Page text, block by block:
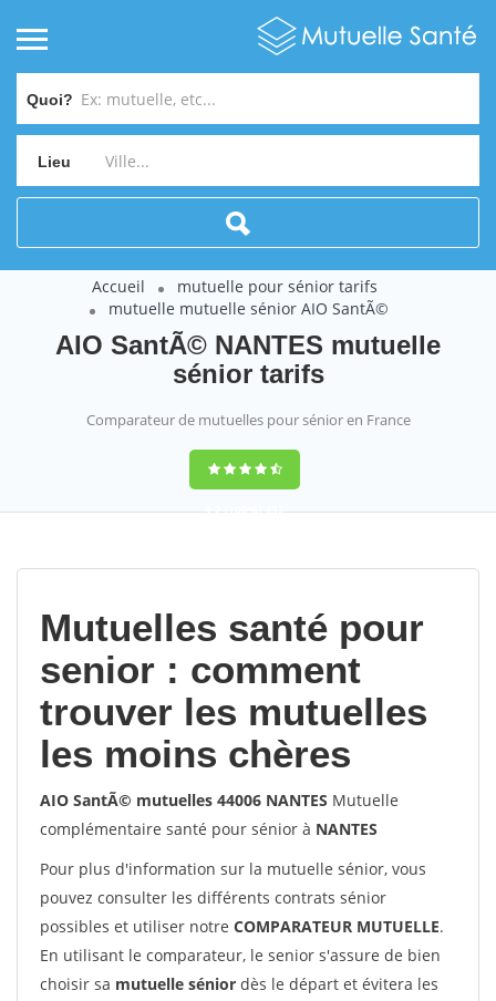
Quoi?
Lieu
Accueil
mutuelle pour sénior tarifs
mutuelle mutuelle sénior AIO SantÃ©
AIO SantÃ© NANTES mutuelle
sénior tarifs
Comparateur de mutuelles pour sénior en France
9,2(100%)452
Mutuelles santé pour
senior : comment
trouver les mutuelles
les moins chères
AIO SantÃ© mutuelles 44006 NANTES Mutuelle
complémentaire santé pour sénior à NANTES
Pour plus d'information sur la mutuelle sénior, vous
pouvez consulter les différents contrats sénior
possibles et utiliser notre COMPARATEUR MUTUELLE.
En utilisant le comparateur, le senior s'assure de bien
choisir sa mutuelle sénior dès le départ et évitera les